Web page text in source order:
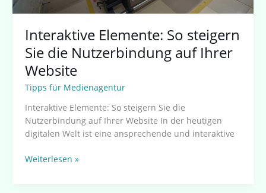
Interaktive Elemente: So steigern
Sie die Nutzerbindung auf Ihrer
Website
Tipps für Medienagentur
Interaktive Elemente: So steigern Sie die
Nutzerbindung auf Ihrer Website In der heutigen
digitalen Welt ist eine ansprechende und interaktive
Weiterlesen »